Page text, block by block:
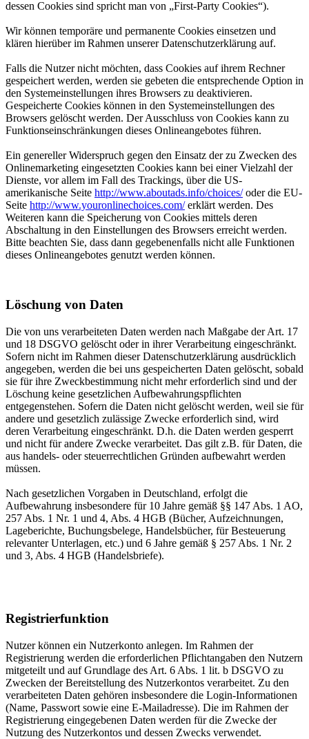
dessen Cookies sind spricht man von „First-Party Cookies“).
Wir können temporäre und permanente Cookies einsetzen und
klären hierüber im Rahmen unserer Datenschutzerklärung auf.
Falls die Nutzer nicht möchten, dass Cookies auf ihrem Rechner
gespeichert werden, werden sie gebeten die entsprechende Option in
den Systemeinstellungen ihres Browsers zu deaktivieren.
Gespeicherte Cookies können in den Systemeinstellungen des
Browsers gelöscht werden. Der Ausschluss von Cookies kann zu
Funktionseinschränkungen dieses Onlineangebotes führen.
Ein genereller Widerspruch gegen den Einsatz der zu Zwecken des
Onlinemarketing eingesetzten Cookies kann bei einer Vielzahl der
Dienste, vor allem im Fall des Trackings, über die US-
amerikanische Seite http://www.aboutads.info/choices/oder die EU-
Seite http://www.youronlinechoices.com/erklärt werden. Des
Weiteren kann die Speicherung von Cookies mittels deren
Abschaltung in den Einstellungen des Browsers erreicht werden.
Bitte beachten Sie, dass dann gegebenenfalls nicht alle Funktionen
dieses Onlineangebotes genutzt werden können.
Löschung von Daten
Die von uns verarbeiteten Daten werden nach Maßgabe der Art. 17
und 18 DSGVO gelöscht oder in ihrer Verarbeitung eingeschränkt.
Sofern nicht im Rahmen dieser Datenschutzerklärung ausdrücklich
angegeben, werden die bei uns gespeicherten Daten gelöscht, sobald
sie für ihre Zweckbestimmung nicht mehr erforderlich sind und der
Löschung keine gesetzlichen Aufbewahrungspflichten
entgegenstehen. Sofern die Daten nicht gelöscht werden, weil sie für
andere und gesetzlich zulässige Zwecke erforderlich sind, wird
deren Verarbeitung eingeschränkt. D.h. die Daten werden gesperrt
und nicht für andere Zwecke verarbeitet. Das gilt z.B. für Daten, die
aus handels- oder steuerrechtlichen Gründen aufbewahrt werden
müssen.
Nach gesetzlichen Vorgaben in Deutschland, erfolgt die
Aufbewahrung insbesondere für 10 Jahre gemäß §§ 147 Abs. 1 AO,
257 Abs. 1 Nr. 1 und 4, Abs. 4 HGB (Bücher, Aufzeichnungen,
Lageberichte, Buchungsbelege, Handelsbücher, für Besteuerung
relevanter Unterlagen, etc.) und 6 Jahre gemäß § 257 Abs. 1 Nr. 2
und 3, Abs. 4 HGB (Handelsbriefe).
Registrierfunktion
Nutzer können ein Nutzerkonto anlegen. Im Rahmen der
Registrierung werden die erforderlichen Pflichtangaben den Nutzern
mitgeteilt und auf Grundlage des Art. 6 Abs. 1 lit. b DSGVO zu
Zwecken der Bereitstellung des Nutzerkontos verarbeitet. Zu den
verarbeiteten Daten gehören insbesondere die Login-Informationen
(Name, Passwort sowie eine E-Mailadresse). Die im Rahmen der
Registrierung eingegebenen Daten werden für die Zwecke der
Nutzung des Nutzerkontos und dessen Zwecks verwendet.